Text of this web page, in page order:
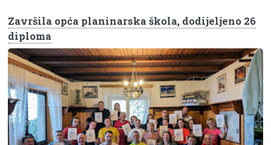
Završila opća planinarska škola, dodijeljeno 26
diploma